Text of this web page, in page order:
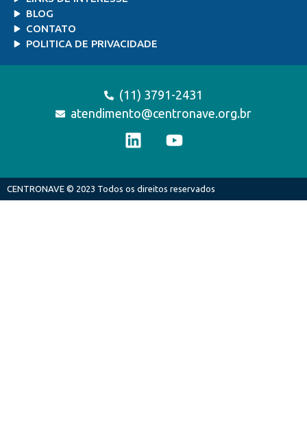
BLOG
CONTATO
POLITICA DE PRIVACIDADE
(11) 3791-2431
atendimento@centronave.org.br
CENTRONAVE © 2023 Todos os direitos reservados